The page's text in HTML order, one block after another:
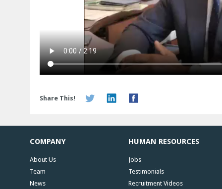
Share This!
COMPANY
About Us
Team
News
HUMAN RESOURCES
Jobs
Testimonials
Recruitment Videos